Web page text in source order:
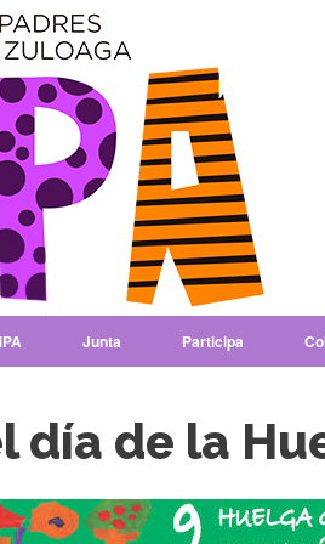
Junta Participa
día de la